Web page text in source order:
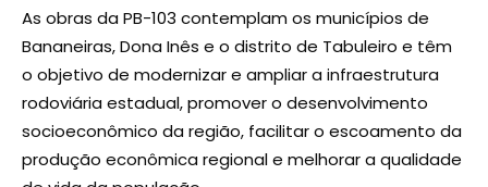
As obras da PB-103 contemplam os municípios de
Bananeiras, Dona Inês e o distrito de Tabuleiro e têm
o objetivo de modernizar e ampliar a infraestrutura
rodoviária estadual, promover o desenvolvimento
socioeconômico da região, facilitar o escoamento da
produção econômica regional e melhorar a qualidade